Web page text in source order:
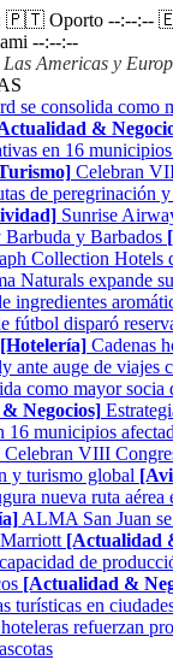
🇵🇹 Oporto --:--:--
--:--:--
Americas y
se consolida como
&
en 16
Celebran
de peregrinación
Sunrise
Barbuda y Barbados
Collection Hotels
Naturals expande
ingredientes
fútbol disparó
[Hotelería] Cadenas
ante auge de viajes
como mayor socia
Negocios]
16 municipios
Celebran VIII
y turismo global
nueva ruta
ALMA San Juan
[Actualidad
de
[Actualidad &
turísticas en
refuerzan